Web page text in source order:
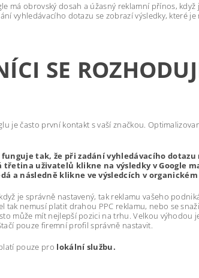
má obrovský dosah a úžasný reklamní přínos,
vyhledávacího dotazu se zobrazí výsledky, které
SE
je často první kontakt s vaší značkou.
tak, že při zadání vyhledávacího
třetina uživatelů klikne na výsledky v Google
a následně klikne ve výsledcích v
je správně nastavený, tak reklamu vašeho
tak nemusí platit drahou PPC reklamu, nebo se
může mít nejlepší pozici na trhu. Velkou výhodou
pouze firemní profil správně nastavit.
pouze pro lokální službu.